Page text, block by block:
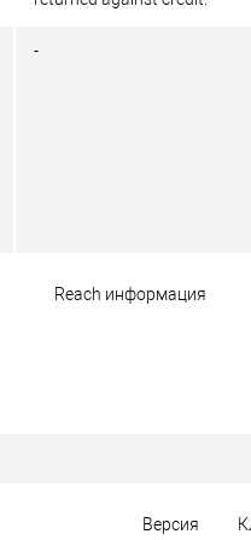
-
Reach информация
Версия